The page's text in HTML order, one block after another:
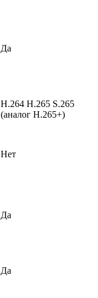
Да
H.264 H.265 S.265
(аналог H.265+)
Нет
Да
Да